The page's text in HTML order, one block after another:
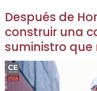
Después de
construir una
suministro que